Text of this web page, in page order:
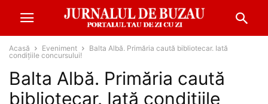
Acasă Eveniment
Balta Albă. Primăria caută bibliotecar. Iată
condițiile concursului!
Balta Albă. Primăria caută
bibliotecar. Iată condițiile